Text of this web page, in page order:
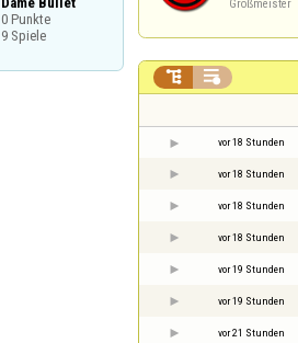
0 Punkte
9 Spiele
Großmeister
 
vor 18 Stunden
vor 18 Stunden
vor 18 Stunden
vor 18 Stunden
vor 19 Stunden
vor 19 Stunden
vor 21 Stunden